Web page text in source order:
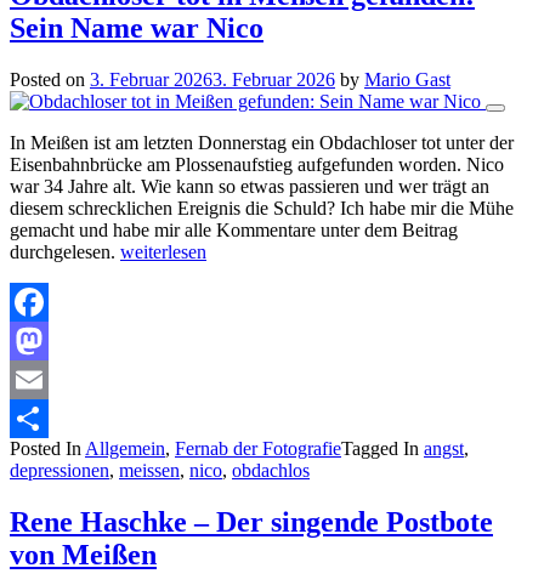
Sein Name war Nico
Posted on 3. Februar 20263. Februar 2026 by Mario Gast
In Meißen ist am letzten Donnerstag ein Obdachloser tot unter der
Eisenbahnbrücke am Plossenaufstieg aufgefunden worden. Nico
war 34 Jahre alt. Wie kann so etwas passieren und wer trägt an
diesem schrecklichen Ereignis die Schuld? Ich habe mir die Mühe
gemacht und habe mir alle Kommentare unter dem Beitrag
durchgelesen. weiterlesen
Facebook
Mastodon
Email
Teilen
Posted In Allgemein, Fernab der FotografieTagged In angst,
depressionen, meissen, nico, obdachlos
Rene Haschke – Der singende Postbote
von Meißen